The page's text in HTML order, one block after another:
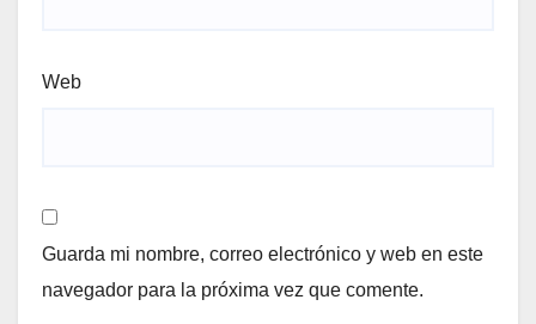
Web
Guarda mi nombre, correo electrónico y web en este
navegador para la próxima vez que comente.